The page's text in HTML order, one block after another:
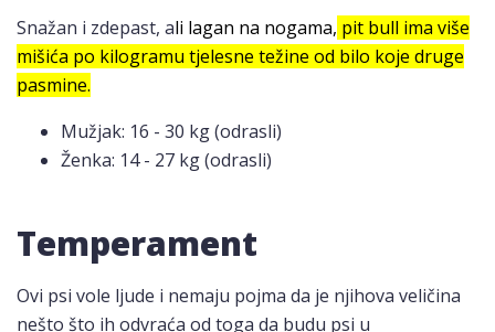
Snažan i zdepast, ali lagan na nogama, pit bull ima više
mišića po kilogramu tjelesne težine od bilo koje druge
pasmine.
Mužjak: 16 - 30 kg (odrasli)
Ženka: 14 - 27 kg (odrasli)
Temperament
Ovi psi vole ljude i nemaju pojma da je njihova veličina
nešto što ih odvraća od toga da budu psi u